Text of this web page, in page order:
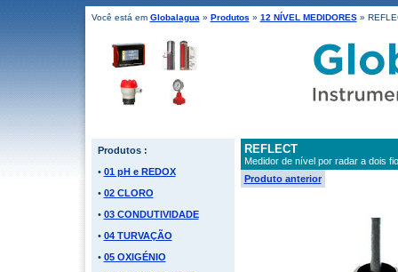
Você está em Globalagua » Produtos » 12 NÍVEL MEDIDORES»
Produtos :
• 01 pH e REDOX
• 02 CLORO
• 03 CONDUTIVIDADE
• 04 TURVAÇÃO
• 05 OXIGÉNIO
REFLECT
Medidor de nível por radar a dois
Produto anterior